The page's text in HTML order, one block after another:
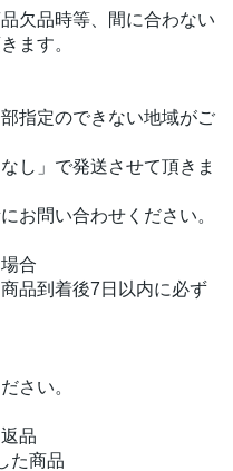
欠品時等、間に合わない
ます。
指定のできない地域がご
し」で発送させて頂きま
お問い合わせください。
合
品到着後7日以内に必ず
さい。
品
た商品